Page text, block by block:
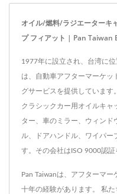
オイル/燃料/ラジエーターキ
プ フィアット | Pan Taiwan
1977年に設立され、台湾に位
は、自動車アフターマーケッ
グサービスを提供していま
クラシックカー用オイルキャ
ター、車のミラー、ウィンド
ル、ドアハンドル、ワイパー
す。その会社はISO 9000認証
Pan Taiwanは、アフターマ
十年の経験があります。 私